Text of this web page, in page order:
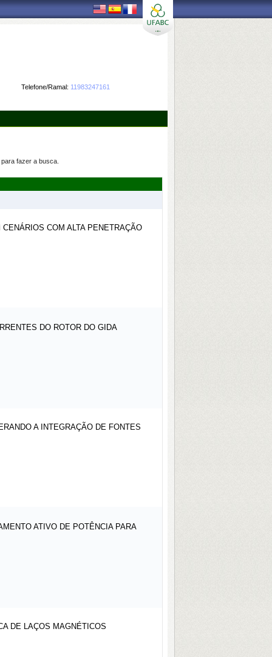
Telefone/Ramal: 11983247161
fazer a busca.
COM ALTA PENETRAÇÃO
DO ROTOR DO GIDA
A INTEGRAÇÃO DE FONTES
ATIVO DE POTÊNCIA PARA
DE LAÇOS MAGNÉTICOS